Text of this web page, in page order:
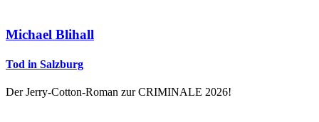
Michael Blihall
Tod in Salzburg
Der Jerry-Cotton-Roman zur CRIMINALE 2026!